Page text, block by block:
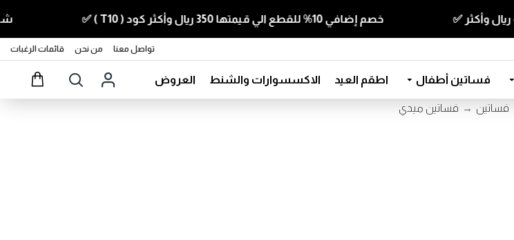
خصم إضافي 10% للقطع الي قيمتها 350 ريال وأكثر كود ( T10 ) ✅ شحن مجاني 499
تواصل معنا من نحن قائمات الرغبات
فساتين أطفال اطقم العيد الاكسسوارات والشنط العروض
فساتين فساتين ميدي